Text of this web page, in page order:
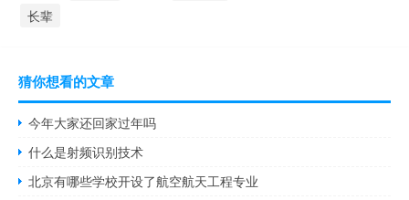
长辈
猜你想看的文章
今年大家还回家过年吗
什么是射频识别技术
北京有哪些学校开设了航空航天工程专业